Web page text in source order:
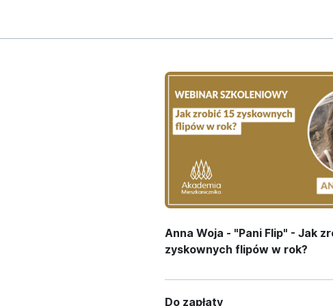
Anna Woja - "Pani Flip" - Jak
zyskownych flipów w rok?
Do zapłaty